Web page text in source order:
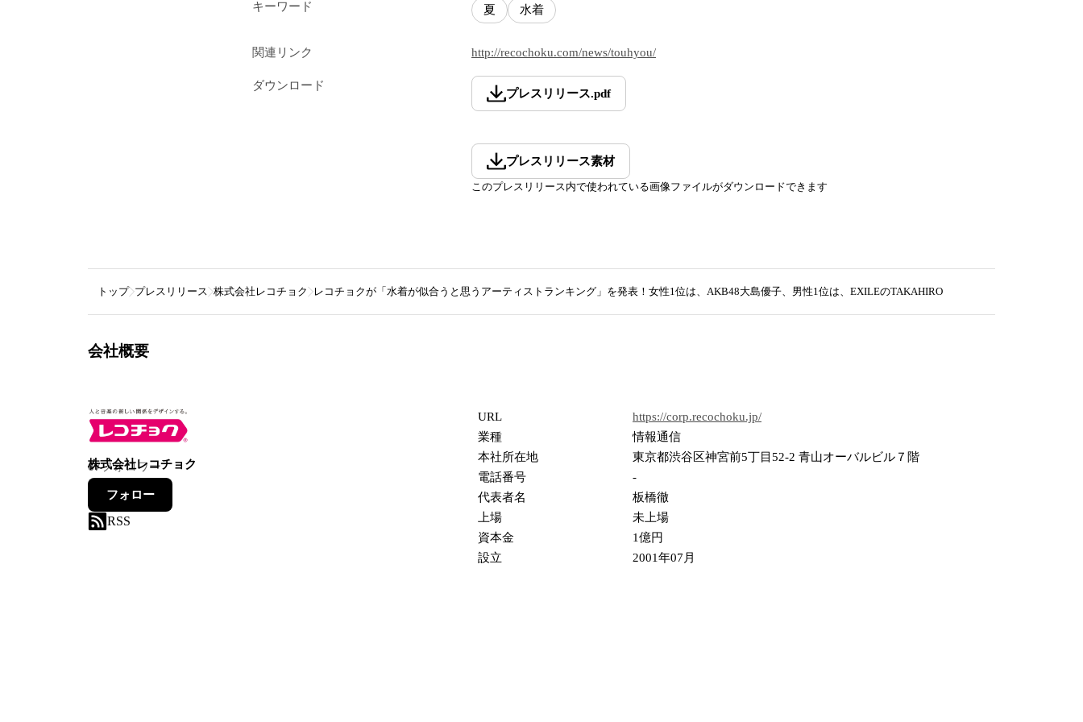
キーワード 夏 水着
関連リンク http://recochoku.com/news/touhyou/
ダウンロード
プレスリリース.pdf
プレスリリース素材
このプレスリリース内で使われている画像ファイルがダウンロードできます
トップ プレスリリース 株式会社レコチョク レコチョクが「水着が似合うと思うアーティストランキング」を発表！女性1位は、AKB48大島優子、男性1位は、EXILEのTAKAHIRO
会社概要
株式会社レコチョク
67フォロワー
フォロー
RSS
URL
https://corp.recochoku.jp/
業種
情報通信
本社所在地
東京都渋谷区神宮前5丁目52-2 青山オーバルビル７階
電話番号
-
代表者名
板橋徹
上場
未上場
資本金
1億円
設立
2001年07月